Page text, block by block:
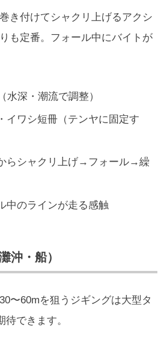
き付けてシャクリ上げるアクシ
も定番。フォール中にバイトが
水深・潮流で調整）
イワシ短冊（テンヤに固定す
らシャクリ上げ→フォール→繰
中のラインが走る感触
沖・船）
〜60mを狙うジギングは大型タ
できます。